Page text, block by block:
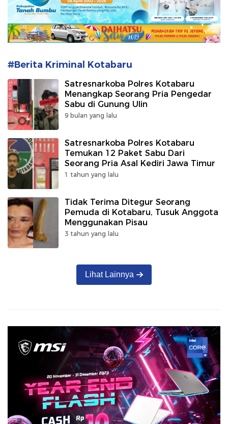
#Berita Kriminal Kotabaru
Satresnarkoba Polres Kotabaru
Menangkap Seorang Pria Pengedar
Sabu di Gunung Ulin
9 bulan yang lalu
Satresnarkoba Polres Kotabaru
Temukan 12 Paket Sabu Dari
Seorang Pria Asal Kediri Jawa Timur
1 tahun yang lalu
Tidak Terima Ditegur Seorang
Pemuda di Kotabaru, Tusuk Anggota
Menggunakan Pisau
3 tahun yang lalu
Lihat Lainnya